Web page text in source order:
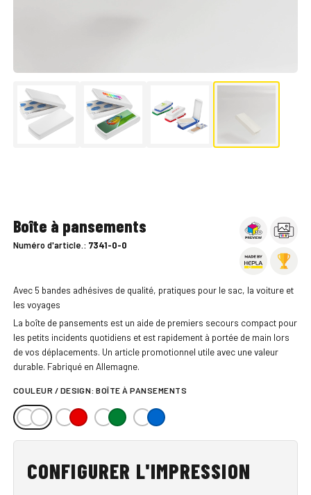
Boîte à pansements
Numéro d'article.: 7341-0-0
Avec 5 bandes adhésives de qualité, pratiques pour le sac, la voiture et
les voyages
La boîte de pansements est un aide de premiers secours compact pour
les petits incidents quotidiens et est rapidement à portée de main lors
de vos déplacements. Un article promotionnel utile avec une valeur
durable. Fabriqué en Allemagne.
COULEUR / DESIGN:BOÎTE À PANSEMENTS
CONFIGURER L'IMPRESSION